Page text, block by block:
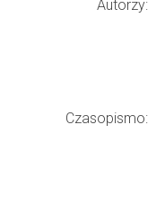
Autorzy:
Czasopismo: